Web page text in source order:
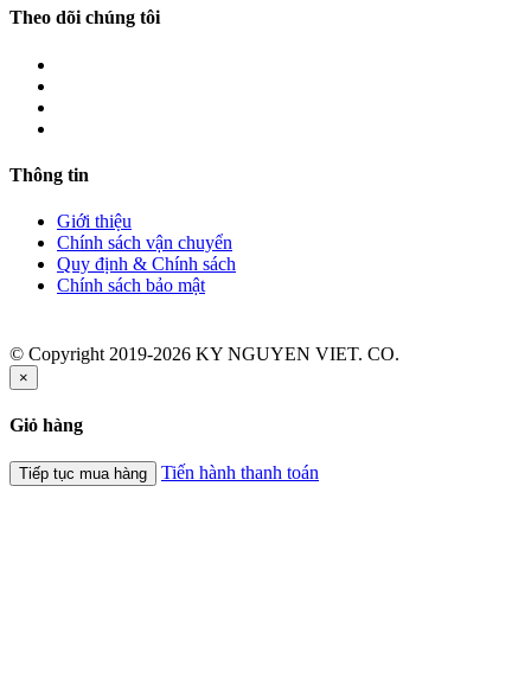
Theo dõi chúng tôi
Thông tin
Giới thiệu
Chính sách vận chuyển
Quy định & Chính sách
Chính sách bảo mật
© Copyright 2019-2026 KY NGUYEN VIET. CO.
×
Giỏ hàng
Tiếp tục mua hàng Tiến hành thanh toán